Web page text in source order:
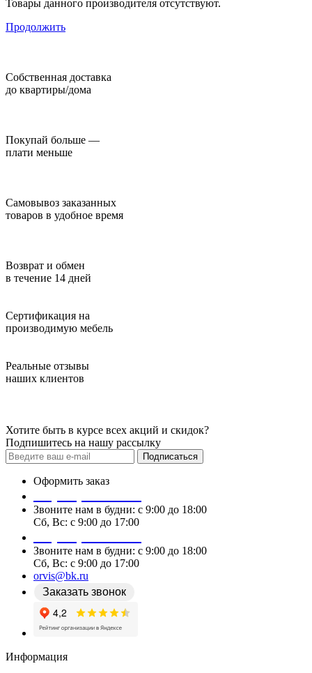
Товары данного производителя отсутствуют.
Продолжить
Собственная доставка
до квартиры/дома
Покупай больше —
плати меньше
Самовывоз заказанных
товаров в удобное время
Возврат и обмен
в течение 14 дней
Сертификация на
производимую мебель
Реальные отзывы
наших клиентов
Хотите быть в курсе всех акций и скидок?
Подпишитесь на нашу рассылку
Подписаться
Оформить заказ
Звоните нам в будни: c 9:00 до 18:00
Сб, Вс: c 9:00 до 17:00
Звоните нам в будни: c 9:00 до 18:00
Сб, Вс: c 9:00 до 17:00
orvis@bk.ru
Заказать звонок
Информация